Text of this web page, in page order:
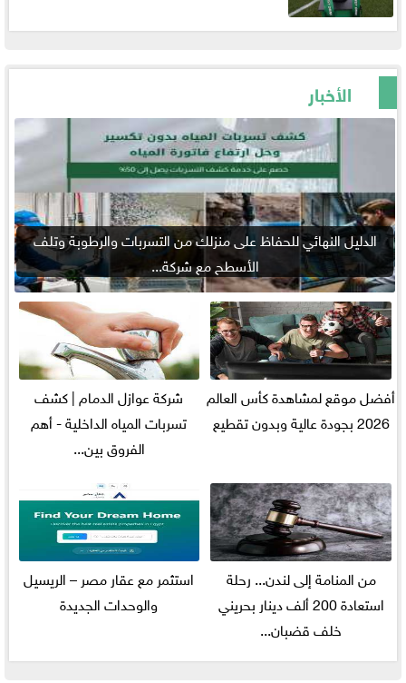
الأخبار
الدليل النهائي للحفاظ على منزلك من التسربات والرطوبة وتلف
الأسطح مع شركة...
أفضل موقع لمشاهدة كأس العالم
2026 بجودة عالية وبدون تقطيع
شركة عوازل الدمام | كشف
تسربات المياه الداخلية - أهم
الفروق بين...
من المنامة إلى لندن... رحلة
استعادة 200 ألف دينار بحريني
خلف قضبان...
استثمر مع عقار مصر – الريسيل
والوحدات الجديدة